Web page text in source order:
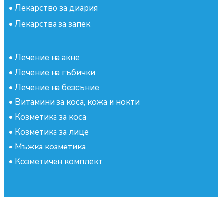
• Лекарство за диария
• Лекарства за запек
• Лечение на акне
• Лечение на гъбички
• Лечение на безсъние
• Витамини за коса, кожа и нокти
• Козметика за коса
• Козметика за лице
• Мъжка козметика
• Козметичен комплект